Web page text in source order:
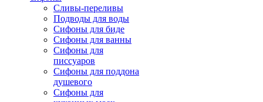
Сливы-переливы
Подводы для воды
Сифоны для биде
Сифоны для ванны
Сифоны для
писсуаров
Сифоны для поддона
душевого
Сифоны для